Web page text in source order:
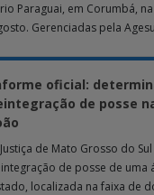
Paraguai, em Corumbá,
Gerenciadas pela
oficial:
de posse
de Mato Grosso do
de posse de uma
localizada na faixa de